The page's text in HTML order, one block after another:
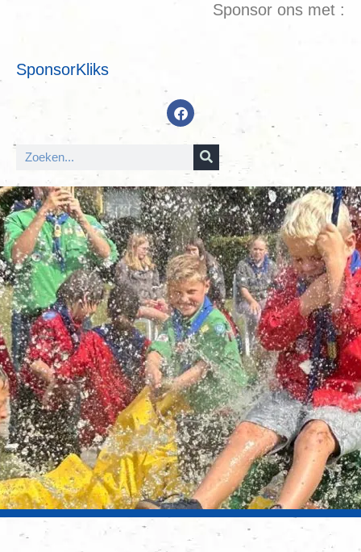
Sponsor ons met :
SponsorKliks